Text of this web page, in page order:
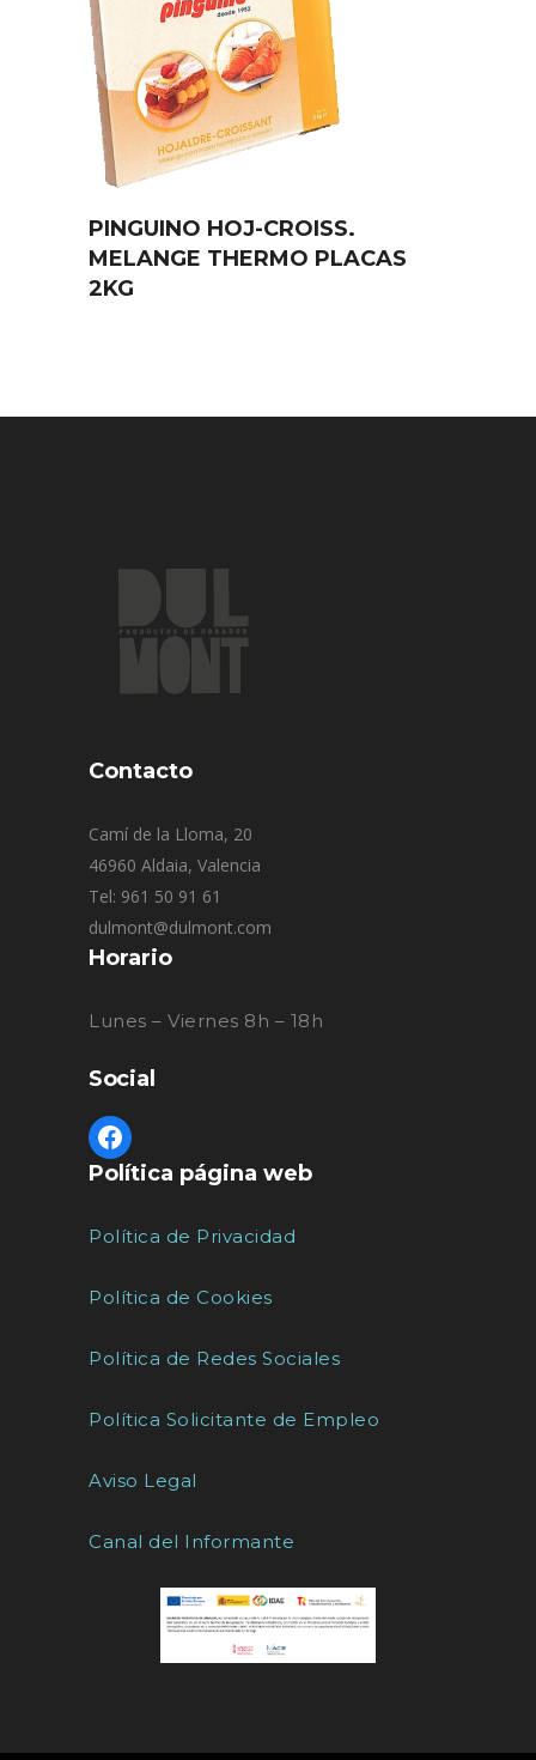
PINGUINO HOJ-CROISS.
MELANGE THERMO PLACAS
2KG
Contacto
Camí de la Lloma, 20
46960 Aldaia, Valencia
Tel: 961 50 91 61
dulmont@dulmont.com
Horario
Lunes – Viernes 8h – 18h
Social
Política página web
Política de Privacidad
Política de Cookies
Política de Redes Sociales
Política Solicitante de Empleo
Aviso Legal
Canal del Informante